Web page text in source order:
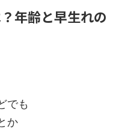
年齢と早生れの
でも
か